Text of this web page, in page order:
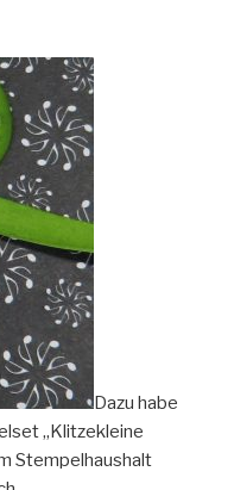
Dazu habe
„Klitzekleine
Stempelhaushalt